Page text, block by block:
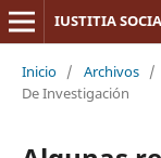
IUSTITIA
Inicio / Archivos /
De Investigación